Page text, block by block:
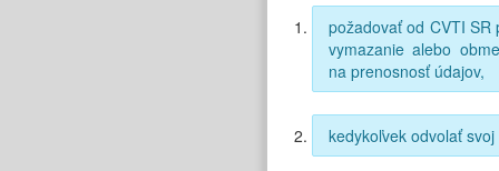
požadovať od CVTI
vymazanie alebo
na prenosnosť údajov,
kedykoľvek odvolať